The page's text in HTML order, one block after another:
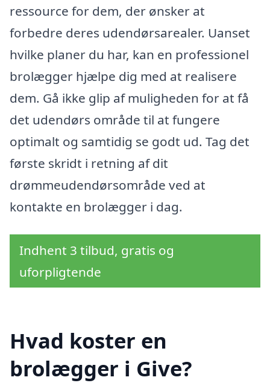
ressource for dem, der ønsker at
forbedre deres udendørsarealer. Uanset
hvilke planer du har, kan en professionel
brolægger hjælpe dig med at realisere
dem. Gå ikke glip af muligheden for at få
det udendørs område til at fungere
optimalt og samtidig se godt ud. Tag det
første skridt i retning af dit
drømmeudendørsområde ved at
kontakte en brolægger i dag.
Indhent 3 tilbud, gratis og
uforpligtende
Hvad koster en
brolægger i Give?